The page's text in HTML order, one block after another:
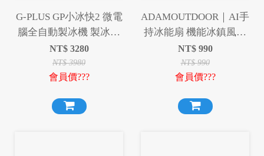
G-PLUS GP小冰快2 微電
腦全自動製冰機 製冰機
快速製冰
NT$ 3280
NT$3980
會員價???
ADAMOUTDOOR｜AI手
持冰能扇 機能冰鎮風扇
掛繩 冰鎮風扇 風扇 手持
風扇 桌扇 冰鎮
NT$ 990
NT$990
會員價???